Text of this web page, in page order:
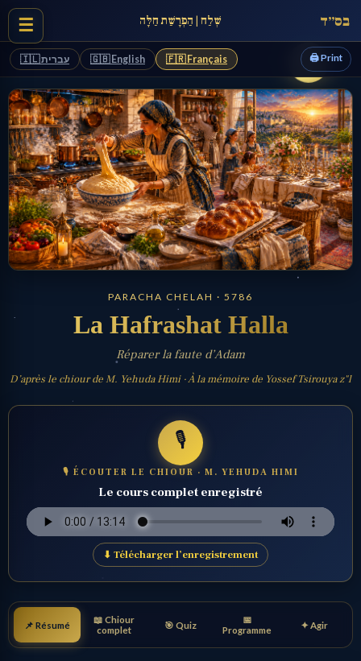
שְׁלַח | הַפְרָשַׁת חַלָּה בס״ד
🇮🇱 עברית 🇬🇧 English 🇫🇷 Français 🖨️ Print
PARACHA CHELAH · 5786
La Hafrashat Halla
Réparer la faute d’Adam
D’après le chiour de M. Yehuda Himi · À la mémoire de Yossef Tsirouya z"l
🎙️
🎙 ÉCOUTER LE CHIOUR · M. YEHUDA HIMI
Le cours complet enregistré
⬇ Télécharger l’enregistrement
📌 Résumé
📖 Chiour
complet
🎯 Quiz
📅
Programme
✦ Agir
☰